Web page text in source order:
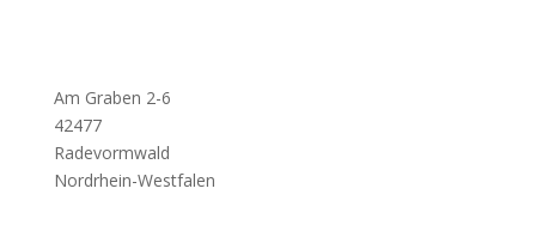
Am Graben 2-6
42477
Radevormwald
Nordrhein-Westfalen